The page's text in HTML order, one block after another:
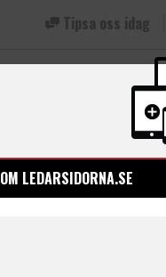
Tipsa oss idag
OM LEDARSIDORNA.SE